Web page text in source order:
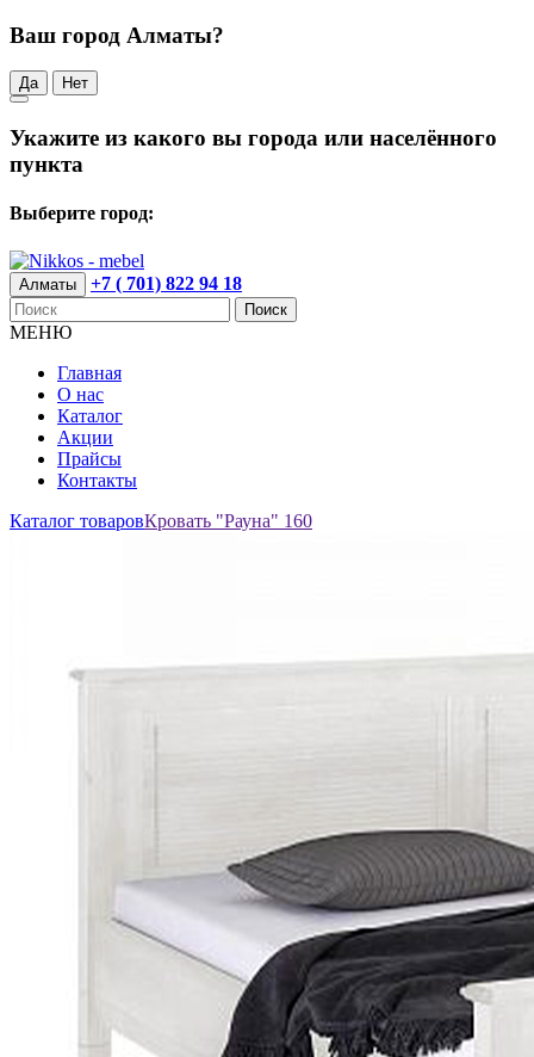
Ваш город Алматы?
Да Нет
Укажите из какого вы города или населённого
пункта
Выберите город:
Алматы +7 ( 701) 822 94 18
Поиск
МЕНЮ
Главная
О нас
Каталог
Акции
Прайсы
Контакты
Каталог товаровКровать "Рауна" 160